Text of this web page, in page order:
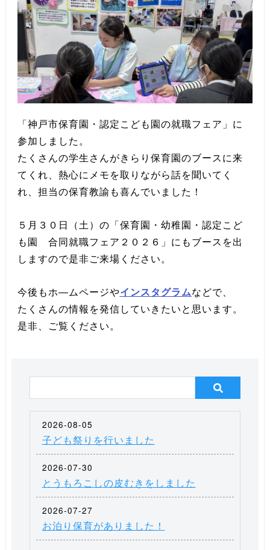
「神戸市保育園・認定こども園の就職フェア」に
参加しました。
たくさんの学生さんがきらり保育園のブースに来
てくれ、熱心にメモを取りながら話を聞いてく
れ、担当の保育教諭も喜んでいました！
５月３０日（土）の「保育園・幼稚園・認定こど
も園 合同就職フェア２０２６」にもブースを出
しますので是非ご来場ください。
今後もホ―ムページやインスタグラムなどで、
たくさんの情報を発信していきたいと思います。
是非、ご覧ください。
2026-08-05
子ども祭りを行いました
2026-07-30
とうもろこしの皮むきをしました
2026-07-27
お泊り保育がありました！